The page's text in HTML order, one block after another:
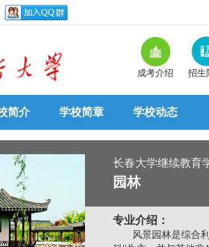
成考介绍 招生
简介 学校简章 学校动态
长春大学继续教育
园林
专业介绍：
风景园林是综合